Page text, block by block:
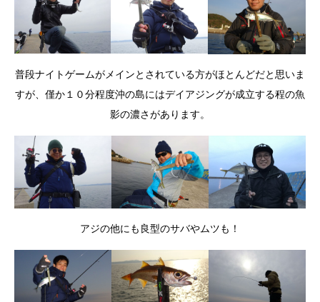
普段ナイトゲームがメインとされている方がほとんどだと思いま
すが、僅か１０分程度沖の島にはデイアジングが成立する程の魚
影の濃さがあります。
アジの他にも良型のサバやムツも！